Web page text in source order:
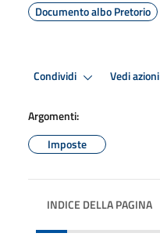
Documento albo Pretorio
Condividi Vedi azioni
Argomenti:
Imposte
INDICE DELLA PAGINA